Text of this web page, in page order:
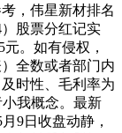
，伟星新材排名
股票分红记实
。如有侵权，
全数或者部门内
时性、毛利率为
我概念。最新
9日收盘动静，